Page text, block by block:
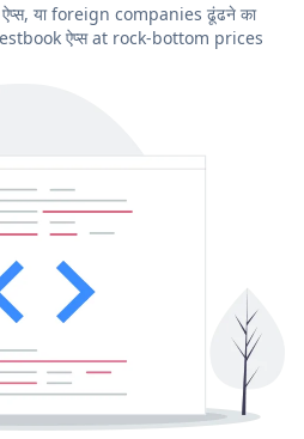
या foreign companies ढूंढने का
ऐप्स at rock-bottom prices